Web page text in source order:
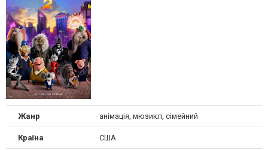
Жанр анімація, мюзикл, сімейний
Країна США